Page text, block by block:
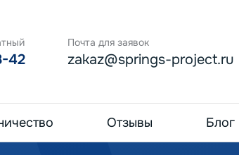
42
Почта для заявок
zakaz@springs-project.ru
Отзывы Блог